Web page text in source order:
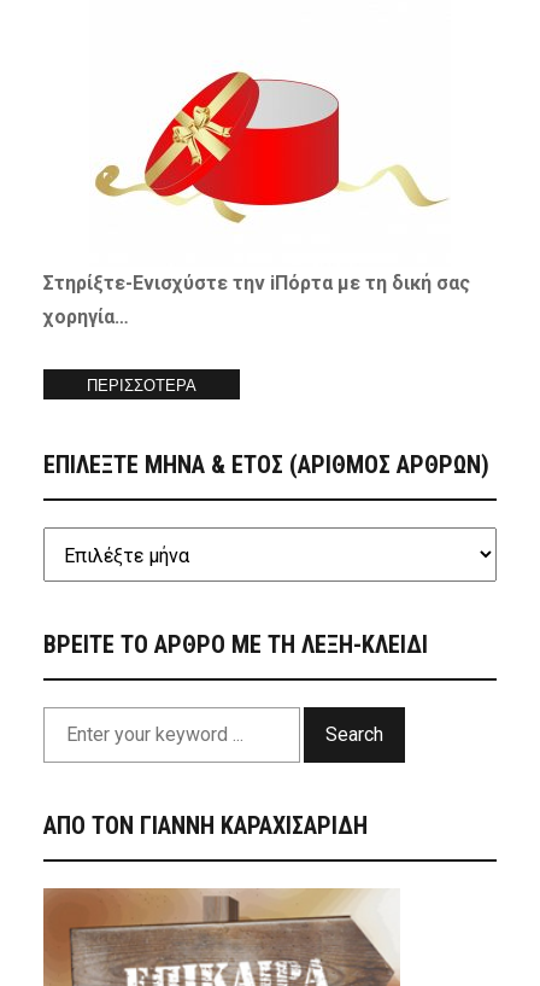
Στηρίξτε-Ενισχύστετην iΠόρτα με τη δική σας
χορηγία…
ΠΕΡΙΣΣΟΤΕΡΑ
ΕΠΙΛΕΞΤΕ ΜΗΝΑ & ΕΤΟΣ (ΑΡΙΘΜΟΣ ΑΡΘΡΩΝ)
ΒΡΕΙΤΕ ΤΟ ΑΡΘΡΟ ΜΕ ΤΗ ΛΕΞΗ-ΚΛΕΙΔΙ
Search
ΑΠΟ ΤΟΝ ΓΙΑΝΝΗ ΚΑΡΑΧΙΣΑΡΙΔΗ